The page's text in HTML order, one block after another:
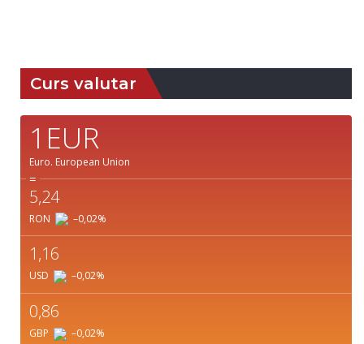
Curs valutar
1EUR
Euro. European Union
=
5,24
RON –0,02%
1,16
USD –0,02%
0,86
GBP –0,02%